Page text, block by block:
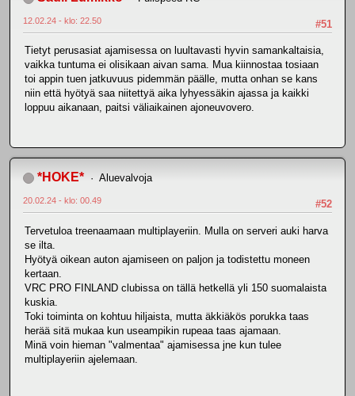
#51
12.02.24 - klo: 22.50
Tietyt perusasiat ajamisessa on luultavasti hyvin samankaltaisia,
vaikka tuntuma ei olisikaan aivan sama. Mua kiinnostaa tosiaan
toi appin tuen jatkuvuus pidemmän päälle, mutta onhan se kans
niin että hyötyä saa niitettyä aika lyhyessäkin ajassa ja kaikki
loppuu aikanaan, paitsi väliaikainen ajoneuvovero.
*HOKE* Aluevalvoja
#52
20.02.24 - klo: 00.49
Tervetuloa treenaamaan multiplayeriin. Mulla on serveri auki harva
se ilta.
Hyötyä oikean auton ajamiseen on paljon ja todistettu moneen
kertaan.
VRC PRO FINLAND clubissa on tällä hetkellä yli 150 suomalaista
kuskia.
Toki toiminta on kohtuu hiljaista, mutta äkkiäkös porukka taas
herää sitä mukaa kun useampikin rupeaa taas ajamaan.
Minä voin hieman "valmentaa" ajamisessa jne kun tulee
multiplayeriin ajelemaan.